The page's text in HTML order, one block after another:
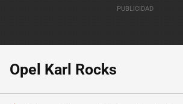
Opel Karl Rocks